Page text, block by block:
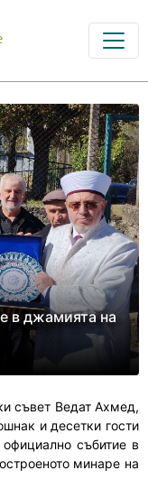
в джамията на
съвет Ведат Ахмед,
и десетки гости
събитие в
минаре на